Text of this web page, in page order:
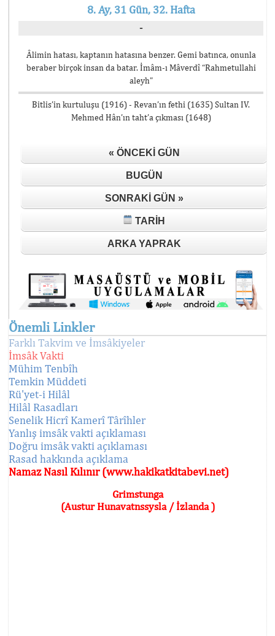
8. Ay, 31 Gün, 32. Hafta
-
Âlimin hatası, kaptanın hatasına benzer. Gemi batınca, onunla
beraber birçok insan da batar. İmâm-ı Mâverdî “Rahmetullahi
aleyh”
Bitlis’in kurtuluşu (1916) - Revan’ın fethi (1635) Sultan IV.
Mehmed Hân’ın taht’a çıkması (1648)
« ÖNCEKI GÜN
BUGÜN
SONRAKI GÜN »
TARIH
ARKA YAPRAK
Önemli Linkler
Farklı Takvim ve İmsâkiyeler
İmsâk Vakti
Mühim Tenbîh
Temkin Müddeti
Rü'yet-i Hilâl
Hilâl Rasadları
Senelik Hicrî Kamerî Târîhler
Yanlış imsâk vakti açıklaması
Doğru imsâk vakti açıklaması
Rasad hakkında açıklama
Namaz Nasıl Kılınır (www.hakikatkitabevi.net)
Grimstunga
(Austur Hunavatnssysla / İzlanda )